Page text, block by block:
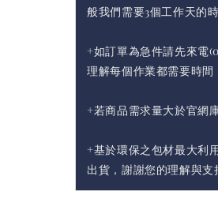
般我們需要3個工作天的
+如訂單為急件請先來電
理解每個作業都需要時間
+若商品需求量大於官網
+基於環保之包材最大利
出貨，謝謝您的理解與支